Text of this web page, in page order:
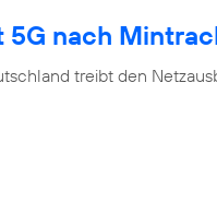
nach
treibt den